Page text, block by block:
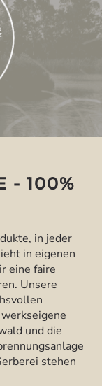
- 100%
in jeder
in eigenen
eine faire
Unsere
und die
stehen